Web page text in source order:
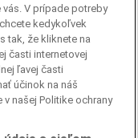
V prípade potreby
kedykoľvek
tak, že kliknete na
časti internetovej
ľavej časti
účinok na náš
našej Politike ochrany